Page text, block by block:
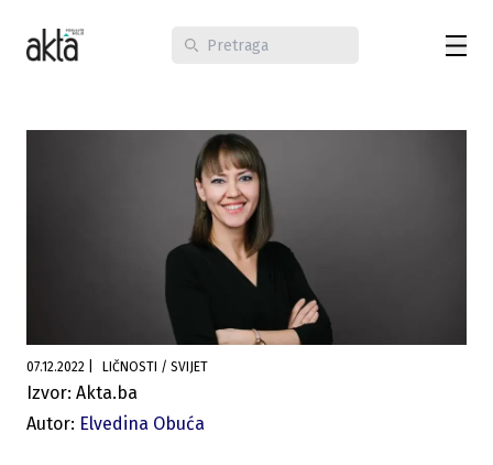
07.12.2022 LIČNOSTI / SVIJET
Izvor: Akta.ba
Autor: Elvedina Obuća